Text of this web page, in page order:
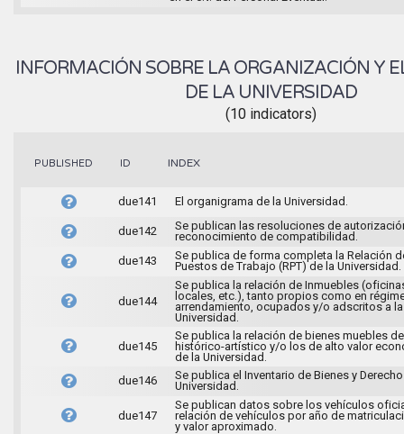
INFORMACIÓN SOBRE LA ORGANIZACIÓN Y
DE LA UNIVERSIDAD
(10 indicators)
PUBLISHED ID INDEX
due141 El organigrama de la Universidad.
due142
Se publican las resoluciones de
reconocimiento de compatibilidad.
due143
Se publica de forma completa la Relación
Puestos de Trabajo (RPT) de la Universidad.
due144
Se publica la relación de Inmuebles
locales, etc.), tanto propios como en
arrendamiento, ocupados y/o adscritos a la
Universidad.
due145
Se publica la relación de bienes muebles
histórico-artístico y/o los de alto valor
de la Universidad.
due146
Se publica el Inventario de Bienes y
Universidad.
due147
Se publican datos sobre los vehículos
relación de vehículos por año de
y valor aproximado.